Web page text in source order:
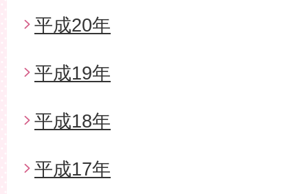
平成20年
平成19年
平成18年
平成17年